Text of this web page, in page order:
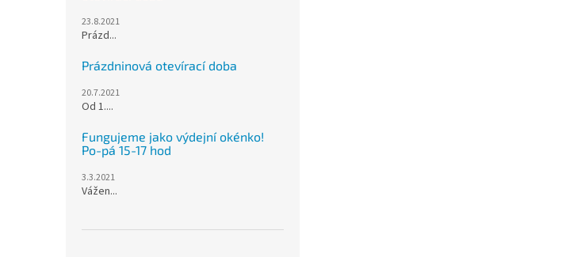
23.8.2021
Prázd...
Prázdninová otevírací doba
20.7.2021
Od 1....
Fungujeme jako výdejní okénko!
Po-pá 15-17 hod
3.3.2021
Vážen...